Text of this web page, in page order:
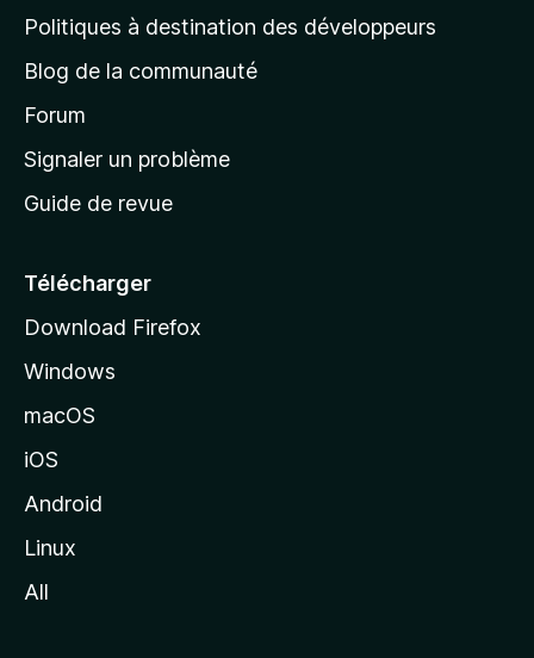
g
d
a
c
e
l
d
o
z
l
Politiques à destination des développeurs
Blog de la communauté
Forum
Signaler un problème
Guide de revue
Télécharger
Download Firefox
Windows
macOS
iOS
Android
Linux
All